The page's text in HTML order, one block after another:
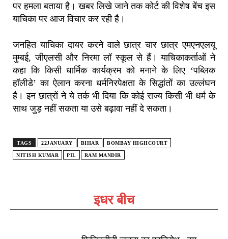
इधर बीच
पर हमला बताया है। खबर लिखे जाने तक कोर्ट की विशेष बेंच इस
याचिका पर आज विचार कर रही है।
जनहित याचिका दायर करने वाले छात्र चार छात्र एमएनएलयू
मुम्बई, जीएलसी और निरमा लॉ स्कूल से हैं। याचिकाकर्ताओं ने
कहा कि किसी धार्मिक कार्यक्रम को मनाने के लिए ‘पब्लिक
हॉलीडे’ का ऐलान करना धर्मनिरपेक्षता के सिद्धांतों का उल्लंघन
है। इन छात्रों ने ये तर्क भी दिया कि कोई राज्य किसी भी धर्म के
साथ जुड़ नहीं सकता या उसे बढ़ावा नहीं दे सकता।
TAGS 22JANUARY BIHAR BOMBAY HIGHCOURT
NITISH KUMAR PIL RAM MANDIR